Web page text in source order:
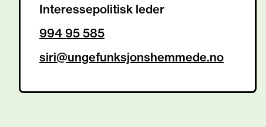
Interessepolitisk leder
994 95 585
siri@ungefunksjonshemmede.no